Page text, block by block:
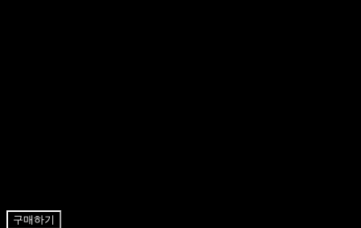
구매하기